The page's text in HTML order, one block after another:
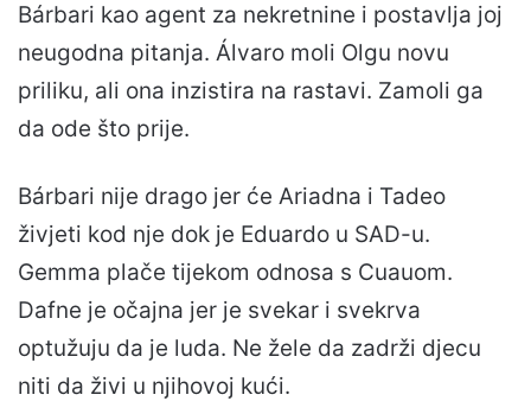
Bárbari kao agent za nekretnine i postavlja joj
neugodna pitanja. Álvaro moli Olgu novu
priliku, ali ona inzistira na rastavi. Zamoli ga
da ode što prije.
Bárbari nije drago jer će Ariadna i Tadeo
živjeti kod nje dok je Eduardo u SAD-u.
Gemma plače tijekom odnosa s Cuauom.
Dafne je očajna jer je svekar i svekrva
optužuju da je luda. Ne žele da zadrži djecu
niti da živi u njihovoj kući.